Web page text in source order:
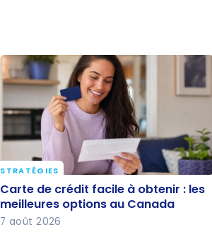
Carte de crédit facile à obtenir :
les meilleures options au Canada
STRATÉGIES
Carte de crédit facile à obtenir : les
meilleures options au Canada
7 août 2026